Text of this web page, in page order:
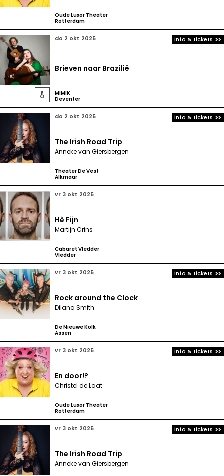
Oude Luxor Theater
Rotterdam

do 2 okt 2025
Brieven naar Brazilië
MIMIK
Deventer
info & tickets
do 2 okt 2025
The Irish Road Trip
Anneke van Giersbergen
Theater De Vest
Alkmaar
info & tickets
vr 3 okt 2025
Hè Fijn
Martijn Crins
Cabaret Vledder
Vledder
vr 3 okt 2025
Rock around the Clock
Dilana Smith
De Nieuwe Kolk
Assen
info & tickets
vr 3 okt 2025
En door!?
Christel de Laat
Oude Luxor Theater
Rotterdam
info & tickets
vr 3 okt 2025
The Irish Road Trip
Anneke van Giersbergen
info & tickets